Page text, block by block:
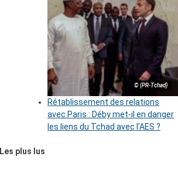
© (PR-Tchad)
Rétablissement des relations
avec Paris : Déby met-il en danger
les liens du Tchad avec l’AES ?
Les plus lus